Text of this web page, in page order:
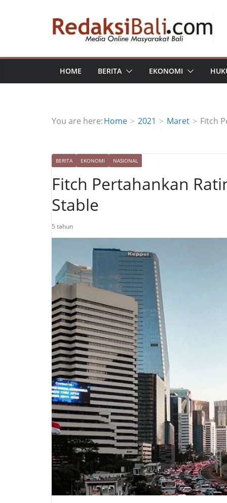
HOME BERITA EKONOMI
You are here:Home 2021 Maret Fitch
BERITA EKONOMI NASIONAL
Fitch Pertahankan
Stable
5 tahun